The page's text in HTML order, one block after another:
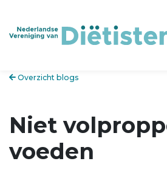
Overzicht blogs
Niet
voeden